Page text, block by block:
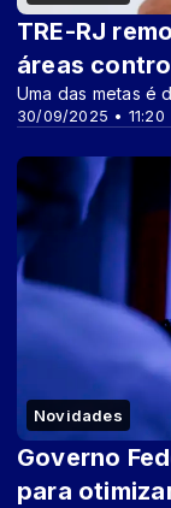
30/09/2025 • 11:20
TRE-RJ
áreas
Uma das metas é
Novidades
Governo
para